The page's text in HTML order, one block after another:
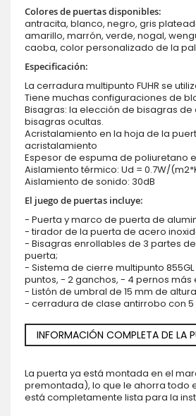
Colores de puertas disponibles:
antracita, blanco, negro, gris
amarillo, marrón, verde, nogal,
caoba, color personalizado de la
Especificación:
La cerradura multipunto FUHR se
Tiene muchas configuraciones de
Bisagras: la elección de bisagras
bisagras ocultas.
Acristalamiento en la hoja de la
acristalamiento
Espesor de espuma de poliuretano
Aislamiento térmico: Ud = 0.7W/
Aislamiento de sonido: 30dB
El juego de puertas incluye:
- Puerta y marco de puerta de
- tirador de la puerta de acero
- Bisagras enrollables de 3 partes
puerta;
- Sistema de cierre multipunto
puntos, - 2 ganchos, - 4 pernos
- Listón de umbral de 15 mm de
- cerradura de clase antirrobo con 5
INFORMACIÓN COMPLETA DE LA
La puerta ya está montada en el
premontada), lo que le ahorra todo
está completamente lista para la